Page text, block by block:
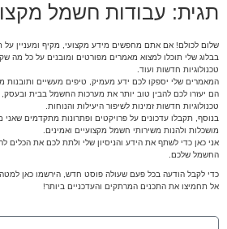
תגית: עבודות חשמל
שלום לכולם! אם אתם מחפשים מידע מקצועי, מקיף ומעניין
בבלוג שלי תוכלו למצוא מאמרים מפורטים ומובנים על כל מה
טכנולוגיות חדשות ועוד.
המאמרים שלי יספקו לכם ידע מעמיק, טיפים מעשיים ותובנות
הם יעזרו לכם להבין טוב יותר את מערכות החשמל בבית ובעסק,
טכנולוגיות חדשות זמינות לשיפור היעילות והנוחות.
בנוסף, תקבלו עדכונים על פרויקטים ופתרונות מתקדמים
מושכלות ולהנות משירותי חשמל מקצועיים ואמינים.
אני כאן כדי לשתף את הידע והניסיון שלי ולתת לכם את הכלים
החשמל שלכם.
כדי לקבל הודעה בכל פעם שעולה פוסט חדש, הירשמו כאן למטה.
אל תחמיצו את התכנים המרתקים והעדכניים ביותר!